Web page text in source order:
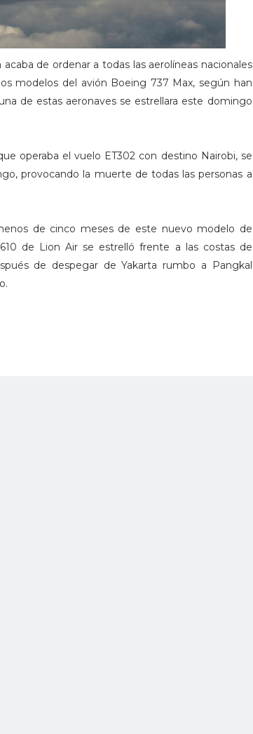
de ordenar a todas las aerolíneas nacionales
modelos del avión Boeing 737 Max, según han
de estas aeronaves se estrellara este domingo
operaba el vuelo ET302 con destino Nairobi, se
provocando la muerte de todas las personas a
de cinco meses de este nuevo modelo de
de Lion Air se estrelló frente a las costas de
de despegar de Yakarta rumbo a Pangkal